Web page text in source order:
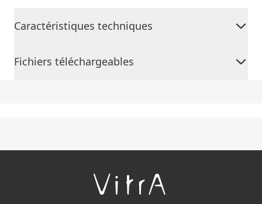
Caractéristiques techniques
Fichiers téléchargeables